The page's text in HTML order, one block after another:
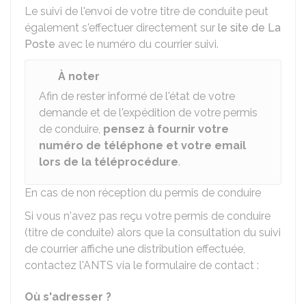
Le suivi de l'envoi de votre titre de conduite peut
également s'effectuer directement sur le site de La
Poste avec le numéro du courrier suivi.
À noter
Afin de rester informé de l'état de votre
demande et de l'expédition de votre permis
de conduire, pensez à fournir votre
numéro de téléphone et votre email
lors de la téléprocédure.
En cas de non réception du permis de conduire
Si vous n'avez pas reçu votre permis de conduire
(titre de conduite) alors que la consultation du suivi
de courrier affiche une distribution effectuée,
contactez l'ANTS via le formulaire de contact :
Où s'adresser ?